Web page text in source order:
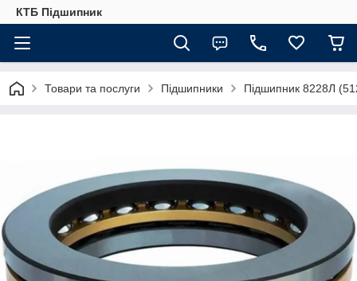
КТБ Підшипник
Товари та послуги Підшипники Підшипник 8228Л